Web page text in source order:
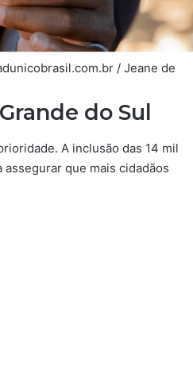
/ Jeane de
do Sul
A inclusão das 14 mil
que mais cidadãos